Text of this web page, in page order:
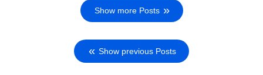
Show more Posts
Show previous Posts